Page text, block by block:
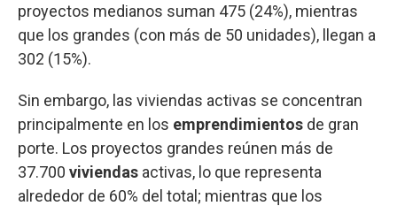
proyectos medianos suman 475 (24%), mientras
que los grandes (con más de 50 unidades), llegan a
302 (15%).
Sin embargo, las viviendas activas se concentran
principalmente en los emprendimientos de gran
porte. Los proyectos grandes reúnen más de
37.700 viviendas activas, lo que representa
alrededor de 60% del total; mientras que los